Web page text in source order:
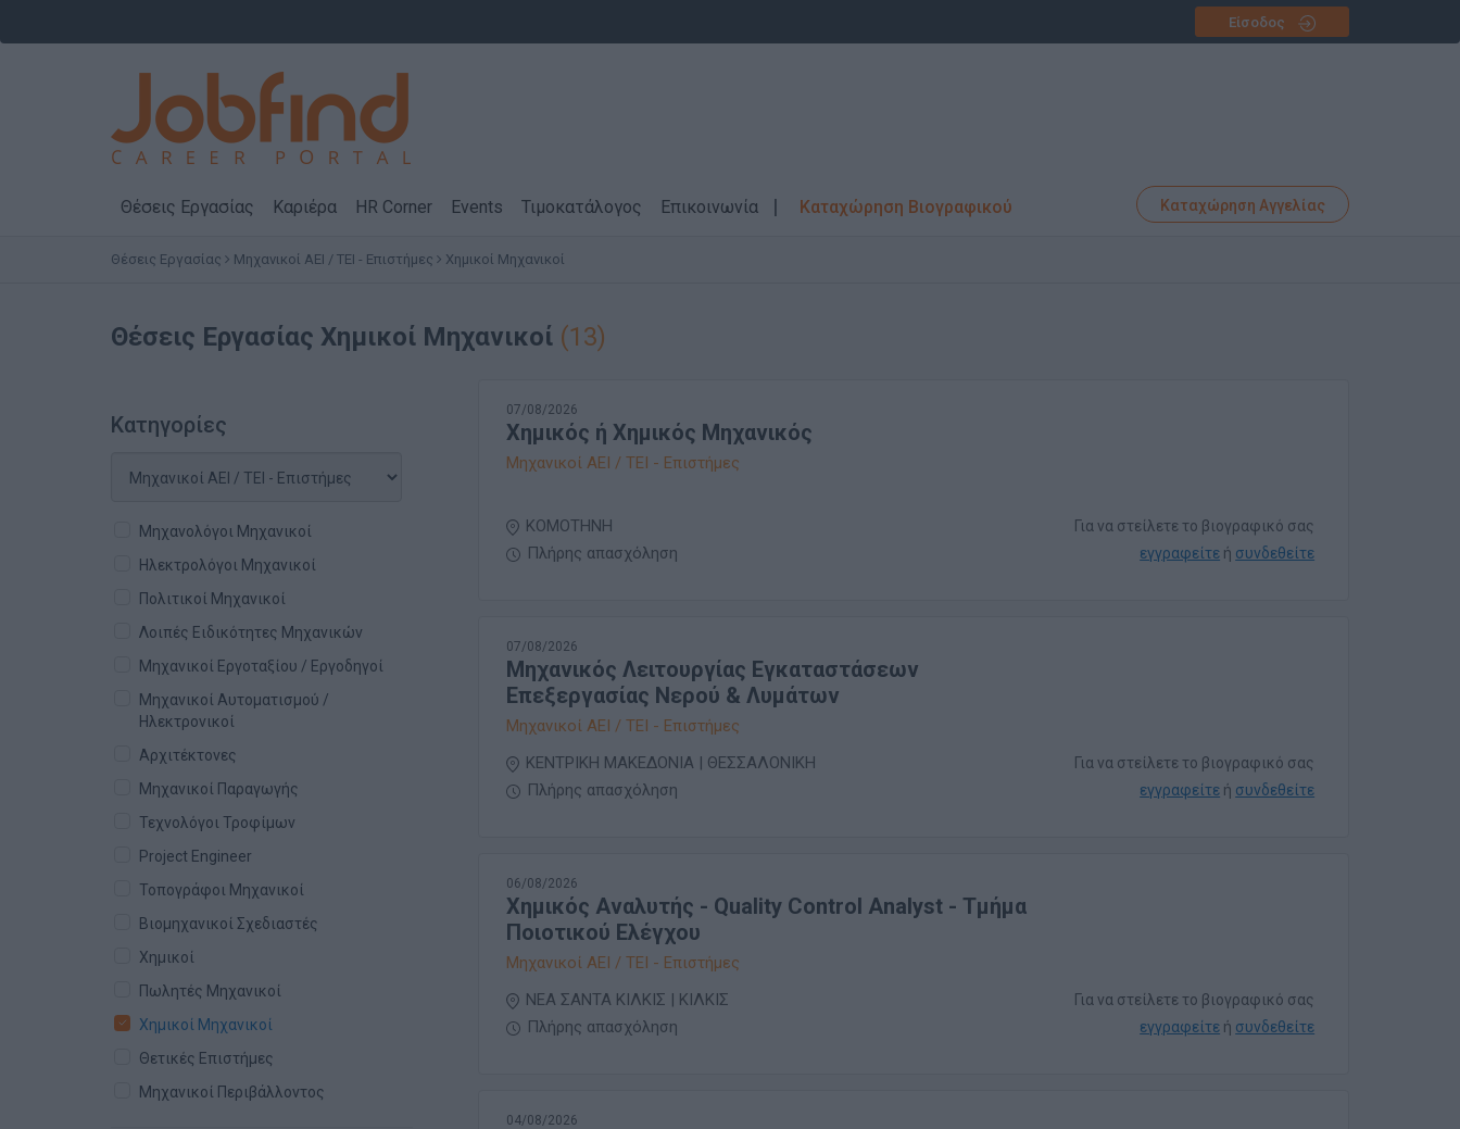
Είσοδος
Θέσεις Εργασίας Καριέρα HR Corner Events Τιμοκατάλογος Επικοινωνία Καταχώρηση Βιογραφικού Καταχώρηση Αγγελίας
Θέσεις Εργασίας Μηχανικοί ΑΕΙ / ΤΕΙ - Επιστήμες Χημικοί Μηχανικοί
Θέσεις Εργασίας Χημικοί Μηχανικοί (13)
Κατηγορίες
Μηχανολόγοι Μηχανικοί
Ηλεκτρολόγοι Μηχανικοί
Πολιτικοί Μηχανικοί
Λοιπές Ειδικότητες Μηχανικών
Μηχανικοί Εργοταξίου / Εργοδηγοί
Μηχανικοί Αυτοματισμού /
Ηλεκτρονικοί
Αρχιτέκτονες
Μηχανικοί Παραγωγής
Τεχνολόγοι Τροφίμων
Project Engineer
Τοπογράφοι Μηχανικοί
Βιομηχανικοί Σχεδιαστές
Χημικοί
Πωλητές Μηχανικοί
Χημικοί Μηχανικοί
Θετικές Επιστήμες
Μηχανικοί Περιβάλλοντος
07/08/2026
Χημικός ή Χημικός Μηχανικός
Μηχανικοί ΑΕΙ / ΤΕΙ - Επιστήμες
ΚΟΜΟΤΗΝΗ
Πλήρης απασχόληση
Για να στείλετε το βιογραφικό σας
εγγραφείτε ή συνδεθείτε
07/08/2026
Μηχανικός Λειτουργίας Εγκαταστάσεων
Επεξεργασίας Νερού & Λυμάτων
Μηχανικοί ΑΕΙ / ΤΕΙ - Επιστήμες
ΚΕΝΤΡΙΚΗ ΜΑΚΕΔΟΝΙΑ | ΘΕΣΣΑΛΟΝΙΚΗ
Πλήρης απασχόληση
Για να στείλετε το βιογραφικό σας
εγγραφείτε ή συνδεθείτε
06/08/2026
Χημικός Αναλυτής - Quality Control Analyst - Τμήμα
Ποιοτικού Ελέγχου
Μηχανικοί ΑΕΙ / ΤΕΙ - Επιστήμες
ΝΕΑ ΣΑΝΤΑ ΚΙΛΚΙΣ | ΚΙΛΚΙΣ
Πλήρης απασχόληση
Για να στείλετε το βιογραφικό σας
εγγραφείτε ή συνδεθείτε
04/08/2026